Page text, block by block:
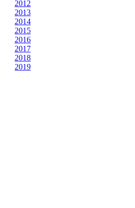
2012
2013
2014
2015
2016
2017
2018
2019